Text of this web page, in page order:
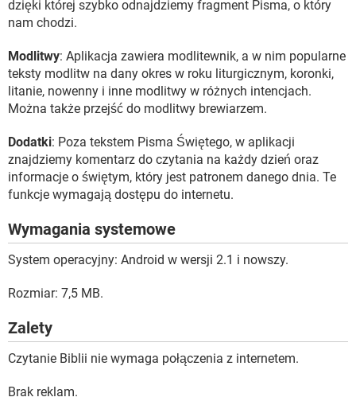
dzięki której szybko odnajdziemy fragment Pisma, o który
nam chodzi.
Modlitwy: Aplikacja zawiera modlitewnik, a w nim popularne
teksty modlitw na dany okres w roku liturgicznym, koronki,
litanie, nowenny i inne modlitwy w różnych intencjach.
Można także przejść do modlitwy brewiarzem.
Dodatki: Poza tekstem Pisma Świętego, w aplikacji
znajdziemy komentarz do czytania na każdy dzień oraz
informacje o świętym, który jest patronem danego dnia. Te
funkcje wymagają dostępu do internetu.
Wymagania systemowe
System operacyjny: Android w wersji 2.1 i nowszy.
Rozmiar: 7,5 MB.
Zalety
Czytanie Biblii nie wymaga połączenia z internetem.
Brak reklam.